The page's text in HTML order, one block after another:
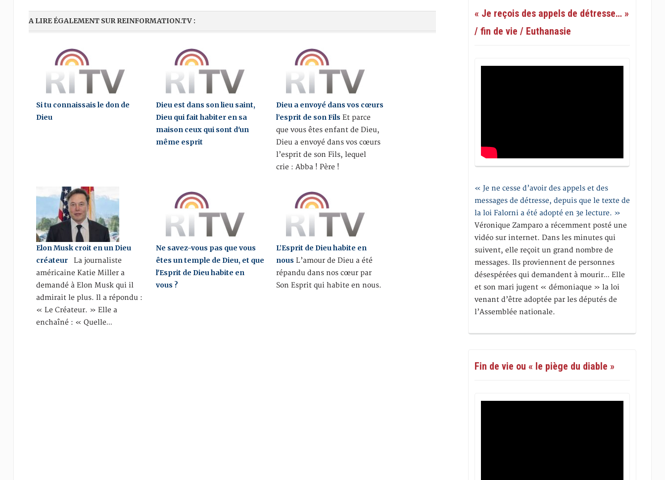
A LIRE ÉGALEMENT SUR REINFORMATION.TV :
Si tu connaissais le don de
Dieu
Dieu est dans son lieu saint,
Dieu qui fait habiter en sa
maison ceux qui sont d'un
même esprit
Dieu a envoyé dans vos cœurs
l’esprit de son Fils Et parce
que vous êtes enfant de Dieu,
Dieu a envoyé dans vos cœurs
l’esprit de son Fils, lequel
crie : Abba ! Père !
Elon Musk croit en un Dieu
créateurLa journaliste
américaine Katie Miller a
demandé à Elon Musk qui il
admirait le plus. Il a répondu :
« Le Créateur. » Elle a
enchaîné : « Quelle…
Ne savez-vous pas que vous
êtes un temple de Dieu, et que
l'Esprit de Dieu habite en
vous ?
L’Esprit de Dieu habite en
nous L’amour de Dieu a été
répandu dans nos cœur par
Son Esprit qui habite en nous.
« Je reçois des appels de détresse… »
/ fin de vie / Euthanasie
« Je ne cesse d’avoir des appels et des
messages de détresse, depuis que le texte de
la loi Falorni a été adopté en 3e lecture. »
Véronique Zamparo a récemment posté une
vidéo sur internet. Dans les minutes qui
suivent, elle reçoit un grand nombre de
messages. Ils proviennent de personnes
désespérées qui demandent à mourir… Elle
et son mari jugent « démoniaque » la loi
venant d’être adoptée par les députés de
l’Assemblée nationale.
Fin de vie ou « le piège du diable »